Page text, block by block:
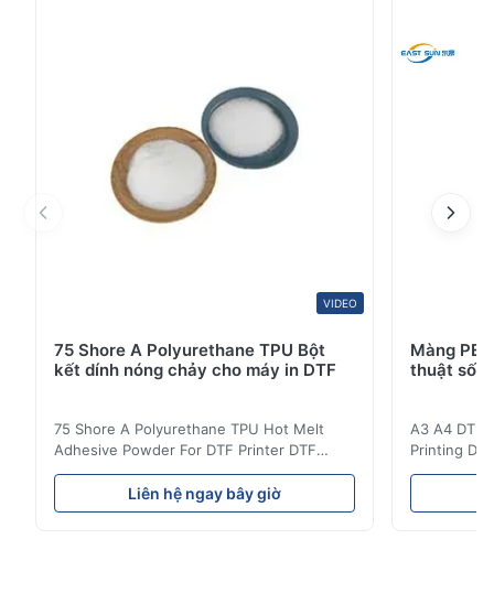
với các sản phẩm dệt may, PVC, PC. Sản phẩm này ...
VIDEO
75 Shore A Polyurethane TPU Bột
kết dính nóng chảy cho máy in DTF
75 Shore A Polyurethane TPU Hot Melt
Adhesive Powder For DTF Printer DTF
Powder Technical Parameters Bonding
Parameters ( reference only) Temperature
110-130℃ Press 0.5-1.5 kg/cm2 Time 8-20
Liên hệ ngay bây giờ
Màng
thuật số
A3 A4 DTF
Printing
application
pattern